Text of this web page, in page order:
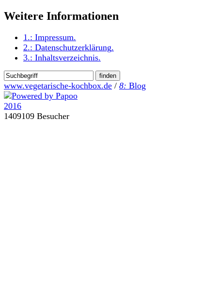
Weitere Informationen
1.: Impressum.
2.: Datenschutzerklärung.
3.: Inhaltsverzeichnis.
www.vegetarische-kochbox.de / 8: Blog
1409109 Besucher